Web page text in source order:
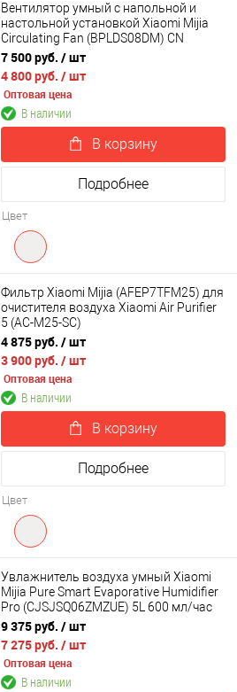
Вентилятор умный с напольной и
настольной установкой Xiaomi Mijia
Circulating Fan (BPLDS08DM) CN
7 500 руб. / шт
4 800 руб. / шт
Оптовая цена
В наличии
В корзину
Подробнее
Цвет
Фильтр Xiaomi Mijia (AFEP7TFM25) для
очистителя воздуха Xiaomi Air Purifier
5 (AC-M25-SC)
4 875 руб. / шт
3 900 руб. / шт
Оптовая цена
В наличии
В корзину
Подробнее
Цвет
Увлажнитель воздуха умный Xiaomi
Mijia Pure Smart Evaporative Humidifier
Pro (CJSJSQ06ZMZUE) 5L 600 мл/час
9 375 руб. / шт
7 275 руб. / шт
Оптовая цена
В наличии